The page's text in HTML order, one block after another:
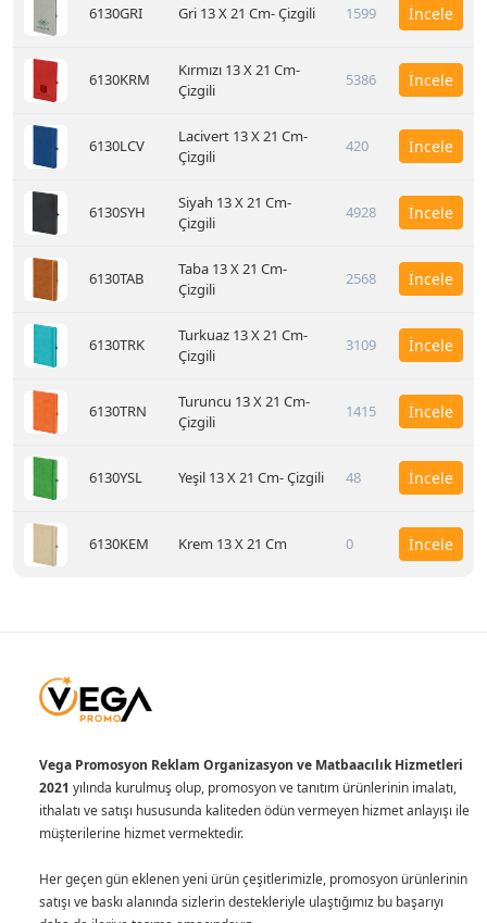
6130GRI Gri 13 X 21 Cm- Çizgili 1599 İncele
6130KRM
Kırmızı 13 X 21 Cm-
Çizgili
5386 İncele
6130LCV
Lacivert 13 X 21 Cm-
Çizgili
420 İncele
6130SYH
Siyah 13 X 21 Cm-
Çizgili
4928 İncele
6130TAB
Taba 13 X 21 Cm-
Çizgili
2568 İncele
6130TRK
Turkuaz 13 X 21 Cm-
Çizgili
3109 İncele
6130TRN
Turuncu 13 X 21 Cm-
Çizgili
1415 İncele
6130YSL Yeşil 13 X 21 Cm- Çizgili 48 İncele
6130KEM Krem 13 X 21 Cm 0 İncele
Vega Promosyon Reklam Organizasyon ve Matbaacılık Hizmetleri
2021 yılında kurulmuş olup, promosyon ve tanıtım ürünlerinin imalatı,
ithalatı ve satışı hususunda kaliteden ödün vermeyen hizmet anlayışı ile
müşterilerine hizmet vermektedir.
Her geçen gün eklenen yeni ürün çeşitlerimizle, promosyon ürünlerinin
satışı ve baskı alanında sizlerin destekleriyle ulaştığımız bu başarıyı